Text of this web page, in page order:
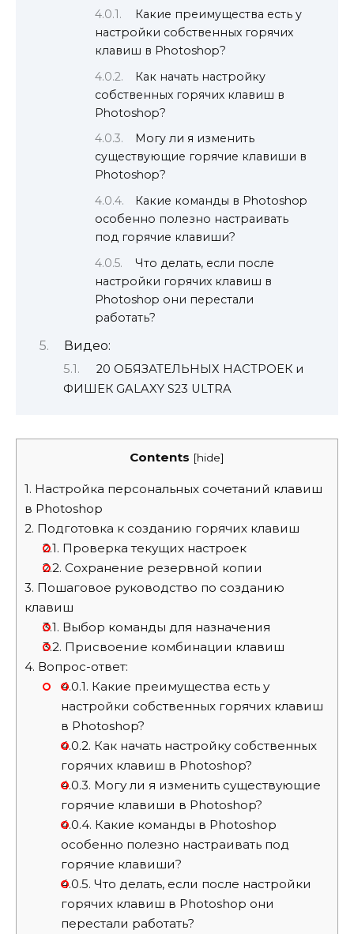
Какие преимущества есть у
настройки собственных горячих
клавиш в Photoshop?
Как начать настройку
собственных горячих клавиш в
Photoshop?
Могу ли я изменить
существующие горячие клавиши в
Photoshop?
Какие команды в Photoshop
особенно полезно настраивать
под горячие клавиши?
Что делать, если после
настройки горячих клавиш в
Photoshop они перестали
работать?
Видео:
20 ОБЯЗАТЕЛЬНЫХ НАСТРОЕК и
ФИШЕК GALAXY S23 ULTRA
Contents [hide]
1. Настройка персональных сочетаний клавиш
в Photoshop
2. Подготовка к созданию горячих клавиш
2.1. Проверка текущих настроек
2.2. Сохранение резервной копии
3. Пошаговое руководство по созданию
клавиш
3.1. Выбор команды для назначения
3.2. Присвоение комбинации клавиш
4. Вопрос-ответ:
4.0.1. Какие преимущества есть у
настройки собственных горячих клавиш
в Photoshop?
4.0.2. Как начать настройку собственных
горячих клавиш в Photoshop?
4.0.3. Могу ли я изменить существующие
горячие клавиши в Photoshop?
4.0.4. Какие команды в Photoshop
особенно полезно настраивать под
горячие клавиши?
4.0.5. Что делать, если после настройки
горячих клавиш в Photoshop они
перестали работать?